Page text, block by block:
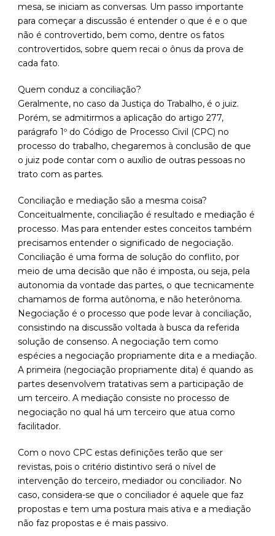
mesa, se iniciam as conversas. Um passo importante
para começar a discussão é entender o que é e o que
não é controvertido, bem como, dentre os fatos
controvertidos, sobre quem recai o ônus da prova de
cada fato.
Quem conduz a conciliação?
Geralmente, no caso da Justiça do Trabalho, é o juiz.
Porém, se admitirmos a aplicação do artigo 277,
parágrafo 1º do Código de Processo Civil (CPC) no
processo do trabalho, chegaremos à conclusão de que
o juiz pode contar com o auxílio de outras pessoas no
trato com as partes.
Conciliação e mediação são a mesma coisa?
Conceitualmente, conciliação é resultado e mediação é
processo. Mas para entender estes conceitos também
precisamos entender o significado de negociação.
Conciliação é uma forma de solução do conflito, por
meio de uma decisão que não é imposta, ou seja, pela
autonomia da vontade das partes, o que tecnicamente
chamamos de forma autônoma, e não heterônoma.
Negociação é o processo que pode levar à conciliação,
consistindo na discussão voltada à busca da referida
solução de consenso. A negociação tem como
espécies a negociação propriamente dita e a mediação.
A primeira (negociação propriamente dita) é quando as
partes desenvolvem tratativas sem a participação de
um terceiro. A mediação consiste no processo de
negociação no qual há um terceiro que atua como
facilitador.
Com o novo CPC estas definições terão que ser
revistas, pois o critério distintivo será o nível de
intervenção do terceiro, mediador ou conciliador. No
caso, considera-se que o conciliador é aquele que faz
propostas e tem uma postura mais ativa e a mediação
não faz propostas e é mais passivo.